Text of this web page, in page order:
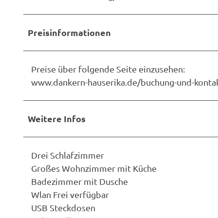
Preisinformationen
Preise über folgende Seite einzusehen:
www.dankern-hauserika.de/buchung-und-
Weitere Infos
Drei Schlafzimmer
Großes Wohnzimmer mit Küche
Badezimmer mit Dusche
​Wlan Frei verfügbar
USB Steckdosen